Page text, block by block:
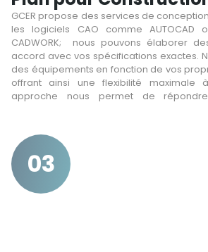
GCER propose des services de
les logiciels CAO comme AUTOCAD
CADWORK; nous pouvons élaborer
accord avec vos spécifications exactes.
des équipements en fonction de vos
offrant ainsi une flexibilité maximale
approche nous permet de
du processus de fabrication.
03